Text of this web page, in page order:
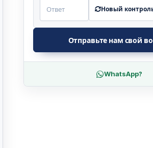
Новый
Отправьте нам свой
WhatsApp?